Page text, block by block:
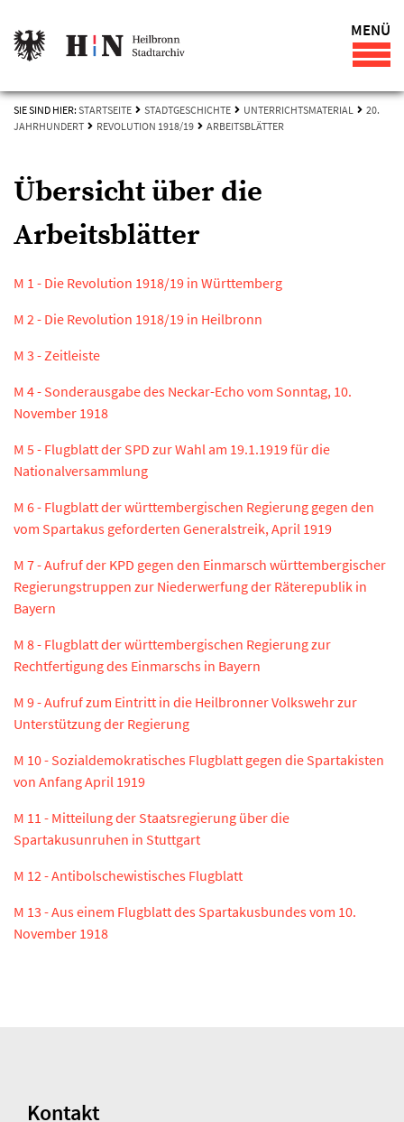
MENÜ
SIE SIND HIER: STARTSEITE STADTGESCHICHTE UNTERRICHTSMATERIAL
20.
JAHRHUNDERT
REVOLUTION 1918/19 ARBEITSBLÄTTER
Übersicht über die
Arbeitsblätter
M 1 - Die Revolution 1918/19 in Württemberg
M 2 - Die Revolution 1918/19 in Heilbronn
M 3 - Zeitleiste
M 4 - Sonderausgabe des Neckar-Echo vom Sonntag, 10.
November 1918
M 5 - Flugblatt der SPD zur Wahl am 19.1.1919 für die
Nationalversammlung
M 6 - Flugblatt der württembergischen Regierung gegen den
vom Spartakus geforderten Generalstreik, April 1919
M 7 - Aufruf der KPD gegen den Einmarsch württembergischer
Regierungstruppen zur Niederwerfung der Räterepublik in
Bayern
M 8 - Flugblatt der württembergischen Regierung zur
Rechtfertigung des Einmarschs in Bayern
M 9 - Aufruf zum Eintritt in die Heilbronner Volkswehr zur
Unterstützung der Regierung
M 10 - Sozialdemokratisches Flugblatt gegen die Spartakisten
von Anfang April 1919
M 11 - Mitteilung der Staatsregierung über die
Spartakusunruhen in Stuttgart
M 12 - Antibolschewistisches Flugblatt
M 13 - Aus einem Flugblatt des Spartakusbundes vom 10.
November 1918
Kontakt